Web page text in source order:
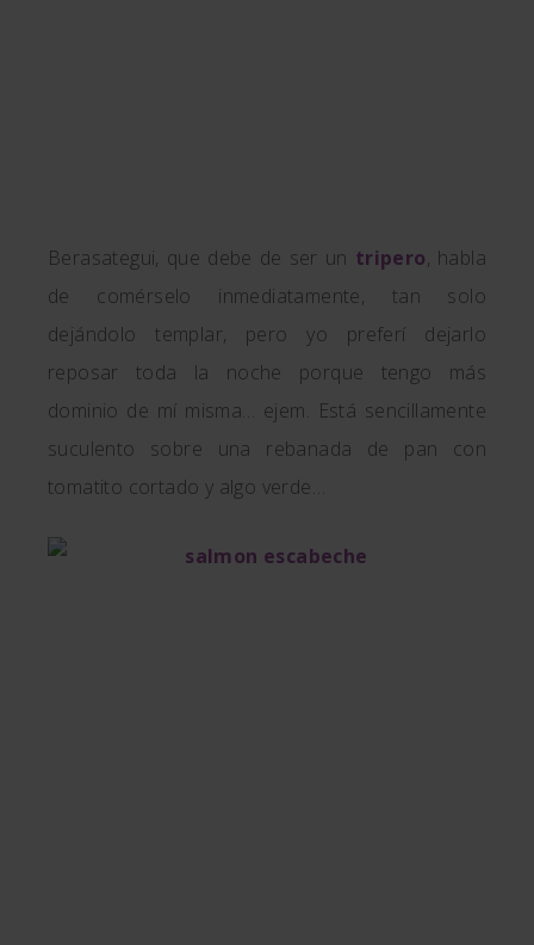
Berasategui, que debe de ser un tripero, habla
de comérselo inmediatamente, tan solo
dejándolo templar, pero yo preferí dejarlo
reposar toda la noche porque tengo más
dominio de mí misma… ejem. Está sencillamente
suculento sobre una rebanada de pan con
tomatito cortado y algo verde…